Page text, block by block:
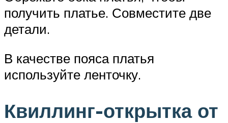
получить платье. Совместите две
детали.
В качестве пояса платья
используйте ленточку.
Квиллинг-открытка от